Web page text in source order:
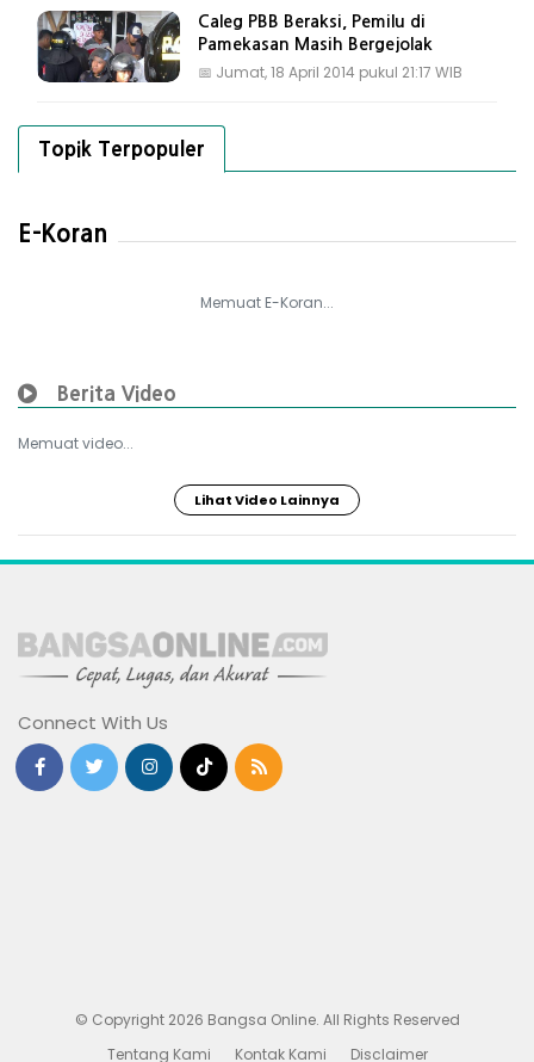
Caleg PBB Beraksi, Pemilu di
Pamekasan Masih Bergejolak
📅 Jumat, 18 April 2014 pukul 21:17 WIB
Topik Terpopuler
E-Koran
Memuat E-Koran...
Berita Video
Memuat video...
Lihat Video Lainnya
Connect With Us
© Copyright 2026 Bangsa Online. All Rights Reserved
Tentang Kami
Kontak Kami Disclaimer